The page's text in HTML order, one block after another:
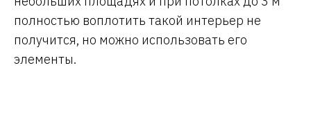
полностью воплотить такой интерьер не
получится, но можно использовать его
элементы.